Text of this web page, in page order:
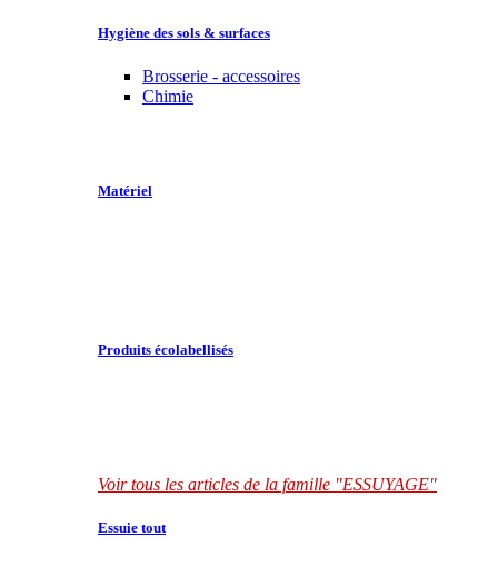
Hygiène des sols & surfaces
Brosserie - accessoires
Chimie
Matériel
Produits écolabellisés
Voir tous les articles de la famille "ESSUYAGE"
Essuie tout